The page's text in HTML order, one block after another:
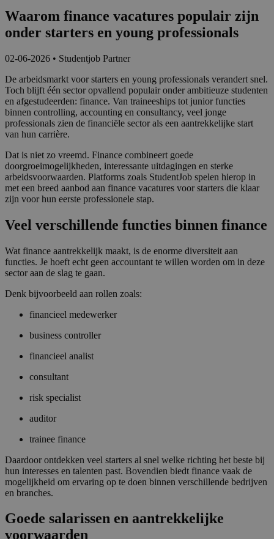
Waarom finance vacatures populair zijn
onder starters en young professionals
02-06-2026 • Studentjob Partner
De arbeidsmarkt voor starters en young professionals verandert snel.
Toch blijft één sector opvallend populair onder ambitieuze studenten
en afgestudeerden: finance. Van traineeships tot junior functies
binnen controlling, accounting en consultancy, veel jonge
professionals zien de financiële sector als een aantrekkelijke start
van hun carrière.
Dat is niet zo vreemd. Finance combineert goede
doorgroeimogelijkheden, interessante uitdagingen en sterke
arbeidsvoorwaarden. Platforms zoals StudentJob spelen hierop in
met een breed aanbod aan finance vacatures voor starters die klaar
zijn voor hun eerste professionele stap.
Veel verschillende functies binnen finance
Wat finance aantrekkelijk maakt, is de enorme diversiteit aan
functies. Je hoeft echt geen accountant te willen worden om in deze
sector aan de slag te gaan.
Denk bijvoorbeeld aan rollen zoals:
financieel medewerker
business controller
financieel analist
consultant
risk specialist
auditor
trainee finance
Daardoor ontdekken veel starters al snel welke richting het beste bij
hun interesses en talenten past. Bovendien biedt finance vaak de
mogelijkheid om ervaring op te doen binnen verschillende bedrijven
en branches.
Goede salarissen en aantrekkelijke
voorwaarden